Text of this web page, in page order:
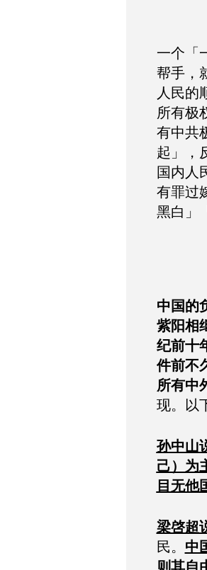
一个「
帮手，
人民的
所有极
有中共
起」，
国内人
有罪过
黑白」
中国的
紫阳相
纪前十
件前不
所有中
现。以
孙中山
己）为
目无他
梁啓超
民。 中
则其自